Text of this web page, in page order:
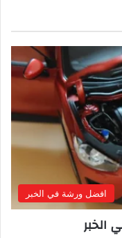
افضل ورشة في الخبر
الخبر